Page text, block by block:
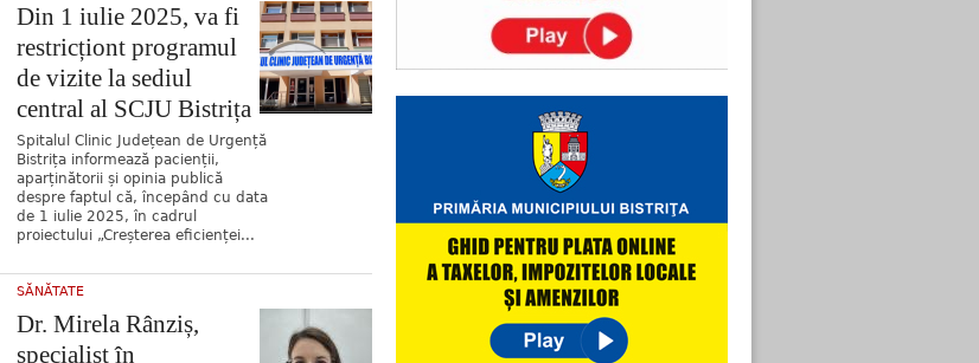
Din 1 iulie 2025, va fi
restricționt programul
de vizite la sediul
central al SCJU Bistrița
Spitalul Clinic Județean de Urgență
Bistrița informează pacienții,
aparținătorii și opinia publică
despre faptul că, începând cu data
de 1 iulie 2025, în cadrul
proiectului „Creșterea eficienței...
SĂNĂTATE
Dr. Mirela Rânziș,
specialist în